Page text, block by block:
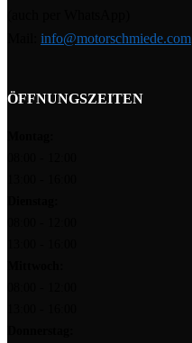
info@motorschmiede.com
ÖFFNUNGSZEITEN